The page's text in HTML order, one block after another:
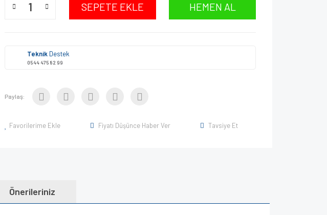
SEPETE EKLE HEMEN AL
Teknik Destek
0544 475 82 99
Paylaş:
Favorilerime Ekle Fiyatı Düşünce Haber Ver Tavsiye Et
Önerileriniz